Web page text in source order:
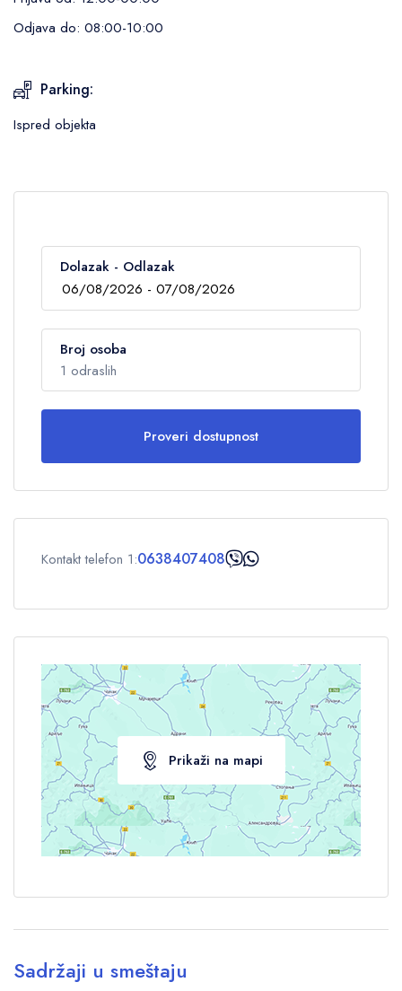
Odjava do: 08:00-10:00
Parking:
Ispred objekta
Dolazak - Odlazak
Broj osoba
1 odraslih
Odrasli 1
Deca 0
Proveri dostupnost
Kontakt telefon 1:0638407408
Prikaži na mapi
Sadržaji u smeštaju
Fen za kosu
Spoljni deo:
Zajedničko dvorište